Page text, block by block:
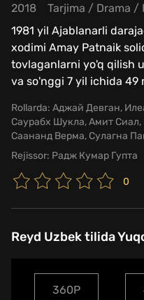
2018 Tarjima / Drama /
1981 yil Ajablanarli
xodimi Amay Patnaik
tovlaganlarni yo'q qilish
va so'nggi 7 yil ichida 49
Rollarda: Аджай Девган,
Саурабх Шукла, Амит
Саананд Верма, Сулагна
Rejissor: Радж Кумар Гупта
0
Reyd Uzbek tilida
360P